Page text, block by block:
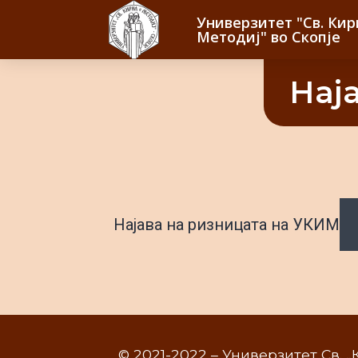
Универзитет "Св.
Методиј" во Скопје
Најава на ризницата на УКИМ
© 2021-2022 – Универзитет Св.